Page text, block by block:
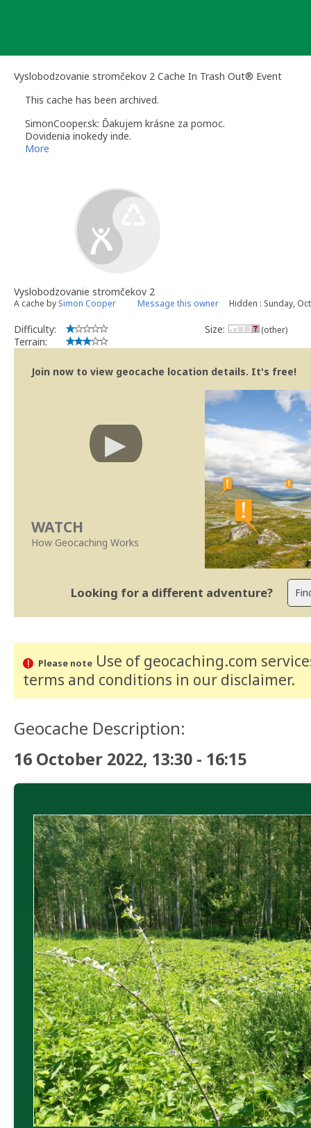
Vyslobodzovanie stromčekov 2 Cache In Trash Out® Event
This cache has been archived.
SimonCooper.sk: Ďakujem krásne za pomoc.
Dovidenia inokedy inde.
Archív.
More
Vyslobodzovanie stromčekov 2
A cache by Simon Cooper Message this owner Hidden : Sunday,
Difficulty:
Terrain:
Size: (other)
Join now to view geocache location details. It's free!
WATCH
How Geocaching Works
Looking for a different adventure?
Please noteUse of geocaching.com
terms and conditions in our disclaimer.
Geocache Description:
16 October 2022, 13:30 - 16:15